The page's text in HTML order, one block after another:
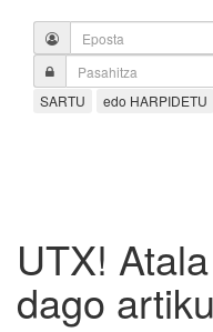
SARTU edo HARPIDETU
UTX!
dago